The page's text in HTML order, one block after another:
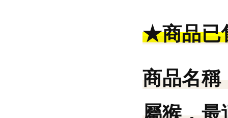
★商品已
商品名稱
屬猴，最